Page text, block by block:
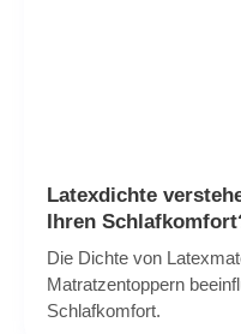
Latexdichte
Ihren
Die Dichte von
Matratzentoppern
Schlafkomfort.